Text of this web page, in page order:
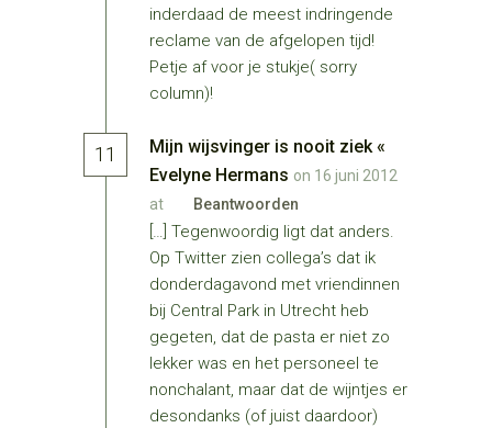
inderdaad de meest indringende
reclame van de afgelopen tijd!
Petje af voor je stukje( sorry
column)!
11
Mijn wijsvinger is nooit ziek «
Evelyne Hermans on 16 juni 2012
at
Beantwoorden
[…] Tegenwoordig ligt dat anders.
Op Twitter zien collega’s dat ik
donderdagavond met vriendinnen
bij Central Park in Utrecht heb
gegeten, dat de pasta er niet zo
lekker was en het personeel te
nonchalant, maar dat de wijntjes er
desondanks (of juist daardoor)